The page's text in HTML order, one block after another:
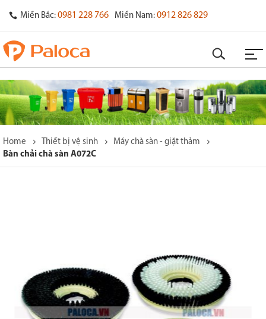
Miền Bắc: 0981 228 766 Miền Nam: 0912 826 829
Home Thiết bị vệ sinh
Máy chà sàn - giặt thảm
Bàn chải chà sàn A072C